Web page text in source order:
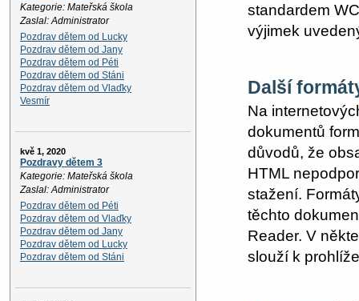
Kategorie: Mateřská škola
Zaslal: Administrator
Pozdrav dětem od Lucky
Pozdrav dětem od Jany
Pozdrav dětem od Péti
Pozdrav dětem od Stáni
Pozdrav dětem od Vlaďky
Vesmír
kvě 1, 2020
Pozdravy dětem 3
Kategorie: Mateřská škola
Zaslal: Administrator
Pozdrav dětem od Péti
Pozdrav dětem od Vlaďky
Pozdrav dětem od Jany
Pozdrav dětem od Lucky
Pozdrav dětem od Stáni
standardem
výjimek
Další
Na
dokumentů
důvodů, že
HTML
stažení.
těchto
Reader. V
slouží k